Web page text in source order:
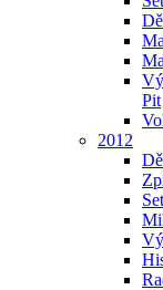
Pit
2012